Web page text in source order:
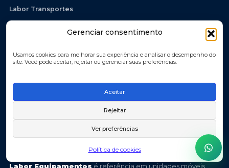
Gerenciar consentimento
Usamos cookies para melhorar sua experiência e analisar o desempenho do
site. Você pode aceitar, rejeitar ou gerenciar suas preferências.
Aceitar
Rejeitar
Ver preferências
Política de cookies
Labor Transportes
R. Luís Vaz de Camões, 294 — Jardim Cumbica
Av. Eurico Ambrogi Santos, 980 — Jardim Santa Teresa
Labor Equipamentos é referência em unidades móveis,